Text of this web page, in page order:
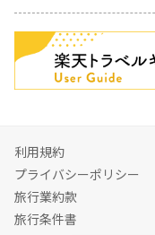
キャンペーン
利用規約
プライバシーポリシー
旅行業約款
旅行条件書